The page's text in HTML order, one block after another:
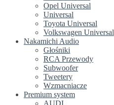
Opel Universal
Universal
Toyota Universal
Volkswagen Universal
Nakamichi Audio
Głośniki
RCA Przewody
Subwoofer
Tweetery
Wzmacniacze
Premium system
AUDI